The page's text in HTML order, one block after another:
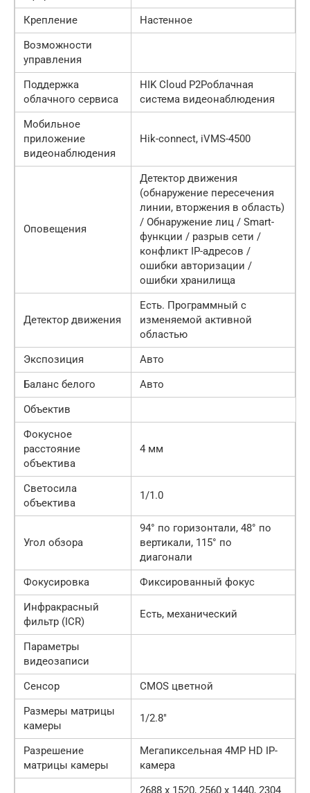
Крепление
Настенное
Возможности
управления
Поддержка
облачного сервиса
HIK Cloud P2Pоблачная
система видеонаблюдения
Мобильное
приложение
видеонаблюдения
Hik-connect, iVMS-4500
Оповещения
Детектор движения
(обнаружение пересечения
линии, вторжения в область)
/ Обнаружение лиц / Smart-
функции / разрыв сети /
конфликт IP-адресов /
ошибки авторизации /
ошибки хранилища
Детектор движения
Есть. Программный с
изменяемой активной
областью
Экспозиция
Авто
Баланс белого
Авто
Объектив
Фокусное
расстояние
объектива
4 мм
Светосила
объектива
1/1.0
Угол обзора
94° по горизонтали, 48° по
вертикали, 115° по
диагонали
Фокусировка
Фиксированный фокус
Инфракрасный
фильтр (ICR)
Есть, механический
Параметры
видеозаписи
Сенсор
CMOS цветной
Размеры матрицы
камеры
1/2.8″
Разрешение
матрицы камеры
Мегапиксельная 4MP HD IP-
камера
2688 x 1520, 2560 x 1440, 2304